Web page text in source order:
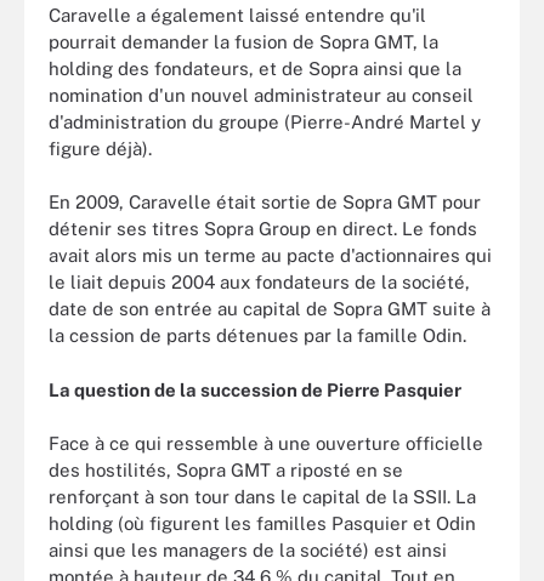
Caravelle a également laissé entendre qu'il
pourrait demander la fusion de Sopra GMT, la
holding des fondateurs, et de Sopra ainsi que la
nomination d'un nouvel administrateur au conseil
d'administration du groupe (Pierre-André Martel y
figure déjà).
En 2009, Caravelle était sortie de Sopra GMT pour
détenir ses titres Sopra Group en direct. Le fonds
avait alors mis un terme au pacte d'actionnaires qui
le liait depuis 2004 aux fondateurs de la société,
date de son entrée au capital de Sopra GMT suite à
la cession de parts détenues par la famille Odin.
La question de la succession de Pierre Pasquier
Face à ce qui ressemble à une ouverture officielle
des hostilités, Sopra GMT a riposté en se
renforçant à son tour dans le capital de la SSII. La
holding (où figurent les familles Pasquier et Odin
ainsi que les managers de la société) est ainsi
montée à hauteur de 34,6 % du capital. Tout en